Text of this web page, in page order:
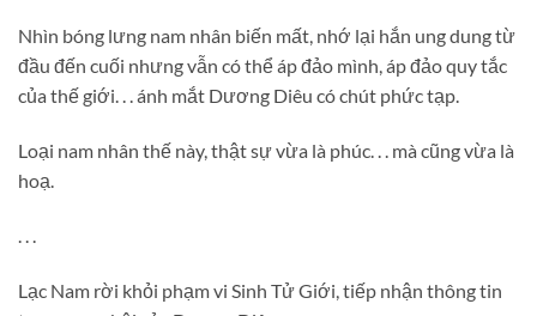
Nhìn bóng lưng nam nhân biến mất, nhớ lại hắn ung dung từ
đầu đến cuối nhưng vẫn có thể áp đảo mình, áp đảo quy tắc
của thế giới. . . ánh mắt Dương Diêu có chút phức tạp.
Loại nam nhân thế này, thật sự vừa là phúc. . . mà cũng vừa là
hoạ.
. . .
Lạc Nam rời khỏi phạm vi Sinh Tử Giới, tiếp nhận thông tin